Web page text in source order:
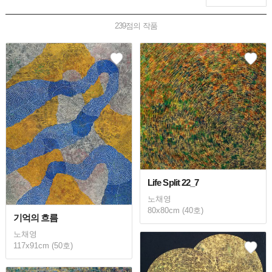
239점의 작품
기억의 흐름
노채영
117x91cm (50호)
Life Split 22_7
노채영
80x80cm (40호)